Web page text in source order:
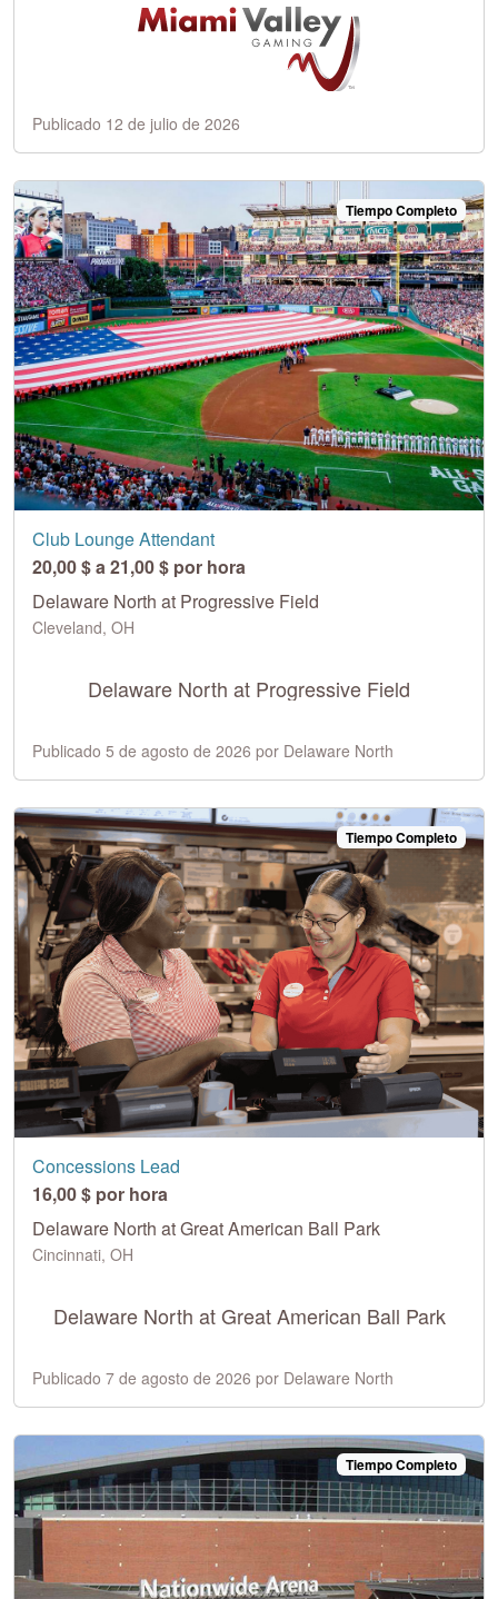
Publicado 12 de julio de 2026
Tiempo Completo
Club Lounge Attendant
20,00 $ a 21,00 $ por hora
Delaware North at Progressive Field
Cleveland, OH
Delaware North at Progressive Field
Publicado 5 de agosto de 2026 por Delaware North
Tiempo Completo
Concessions Lead
16,00 $ por hora
Delaware North at Great American Ball Park
Cincinnati, OH
Delaware North at Great American Ball Park
Publicado 7 de agosto de 2026 por Delaware North
Tiempo Completo